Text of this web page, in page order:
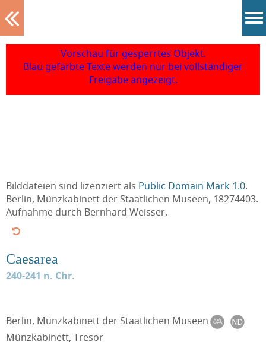
Vorschau für gesperrtes Objekt.
Blau gefärbte Texte werden nur bei vollständiger
Freigabe angezeigt.
Bilddateien sind lizenziert als Public Domain Mark 1.0.
Berlin, Münzkabinett der Staatlichen Museen, 18274403.
Aufnahme durch Bernhard Weisser.
Caesarea
240-241 n. Chr.
Berlin, Münzkabinett der Staatlichen Museen
Münzkabinett, Tresor